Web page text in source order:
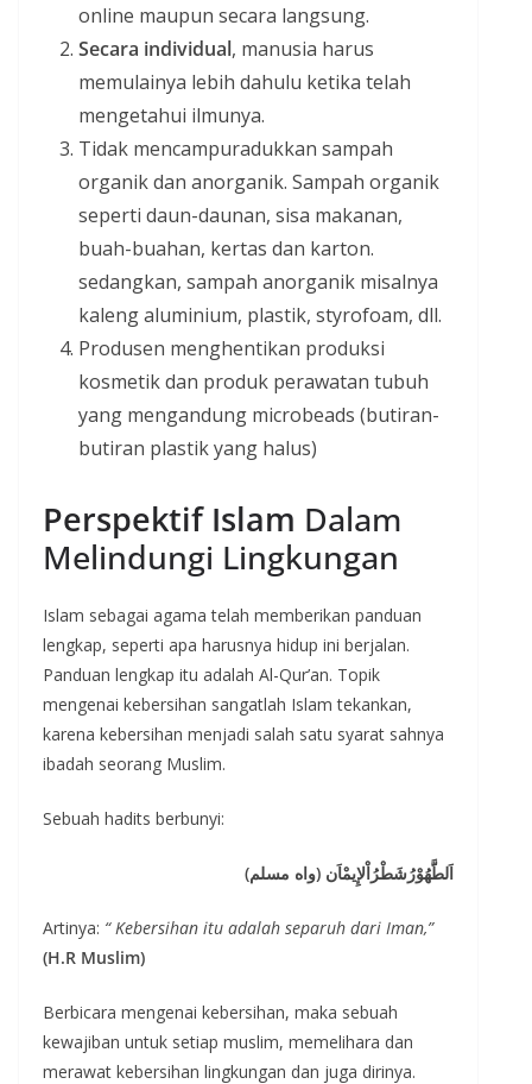
online maupun secara langsung.
Secara individual, manusia harus
memulainya lebih dahulu ketika telah
mengetahui ilmunya.
Tidak mencampuradukkan sampah
organik dan anorganik. Sampah organik
seperti daun-daunan, sisa makanan,
buah-buahan, kertas dan karton.
sedangkan, sampah anorganik misalnya
kaleng aluminium, plastik, styrofoam, dll.
Produsen menghentikan produksi
kosmetik dan produk perawatan tubuh
yang mengandung microbeads (butiran-
butiran plastik yang halus)
Perspektif Islam Dalam
Melindungi Lingkungan
Islam sebagai agama telah memberikan panduan
lengkap, seperti apa harusnya hidup ini berjalan.
Panduan lengkap itu adalah Al-Qur’an. Topik
mengenai kebersihan sangatlah Islam tekankan,
karena kebersihan menjadi salah satu syarat sahnya
ibadah seorang Muslim.
Sebuah hadits berbunyi:
اَلطََّهُوْرُشَطْرُاْلإِيمْاَن (واه مسلم)
Artinya: “ Kebersihan itu adalah separuh dari Iman,”
(H.R Muslim)
Berbicara mengenai kebersihan, maka sebuah
kewajiban untuk setiap muslim, memelihara dan
merawat kebersihan lingkungan dan juga dirinya.